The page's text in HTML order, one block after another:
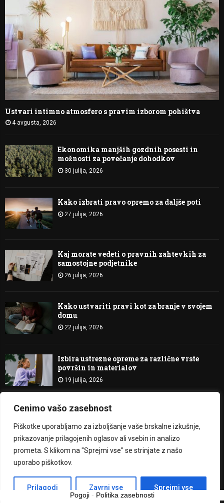
Cenimo vašo zasebnost
Piškotke uporabljamo za izboljšanje vaše brskalne izkušnje,
prikazovanje prilagojenih oglasov ali vsebin in analizo
prometa. S klikom na "Sprejmi vse" se strinjate z našo
uporabo piškotkov.
Prilagodi Zavrni vse Sprejmi vse
Ustvari intimno atmosfero s pravim izborom pohištva
4 avgusta, 2026
Ekonomika manjših gozdnih posesti in
možnosti za povečanje dohodkov
30 julija, 2026
Kako izbrati pravo opremo za daljše poti
27 julija, 2026
Kaj morate vedeti o pravnih zahtevkih za
samostojne podjetnike
26 julija, 2026
Kako ustvariti pravi kot za branje v svojem
domu
22 julija, 2026
Izbira ustrezne opreme za različne vrste
površin in materialov
19 julija, 2026
O nas Kontakt
Pogoji- Politika zasebnosti